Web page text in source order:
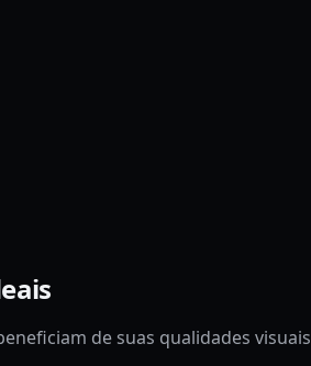
de suas qualidades visuais